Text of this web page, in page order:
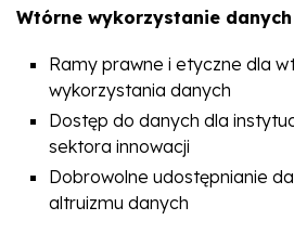
Wtórne wykorzystanie
Ramy prawne i etyczne dla
wykorzystania danych
Dostęp do danych dla
sektora innowacji
Dobrowolne udostępnianie
altruizmu danych